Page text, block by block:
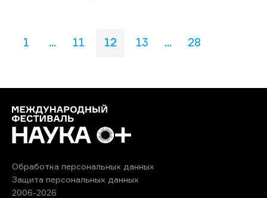
1 ... 11 12 13 ... 28
Обработка персональных данных
Защита персональных данных
2006-2026